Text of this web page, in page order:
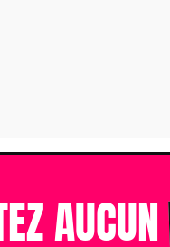
AUCUN